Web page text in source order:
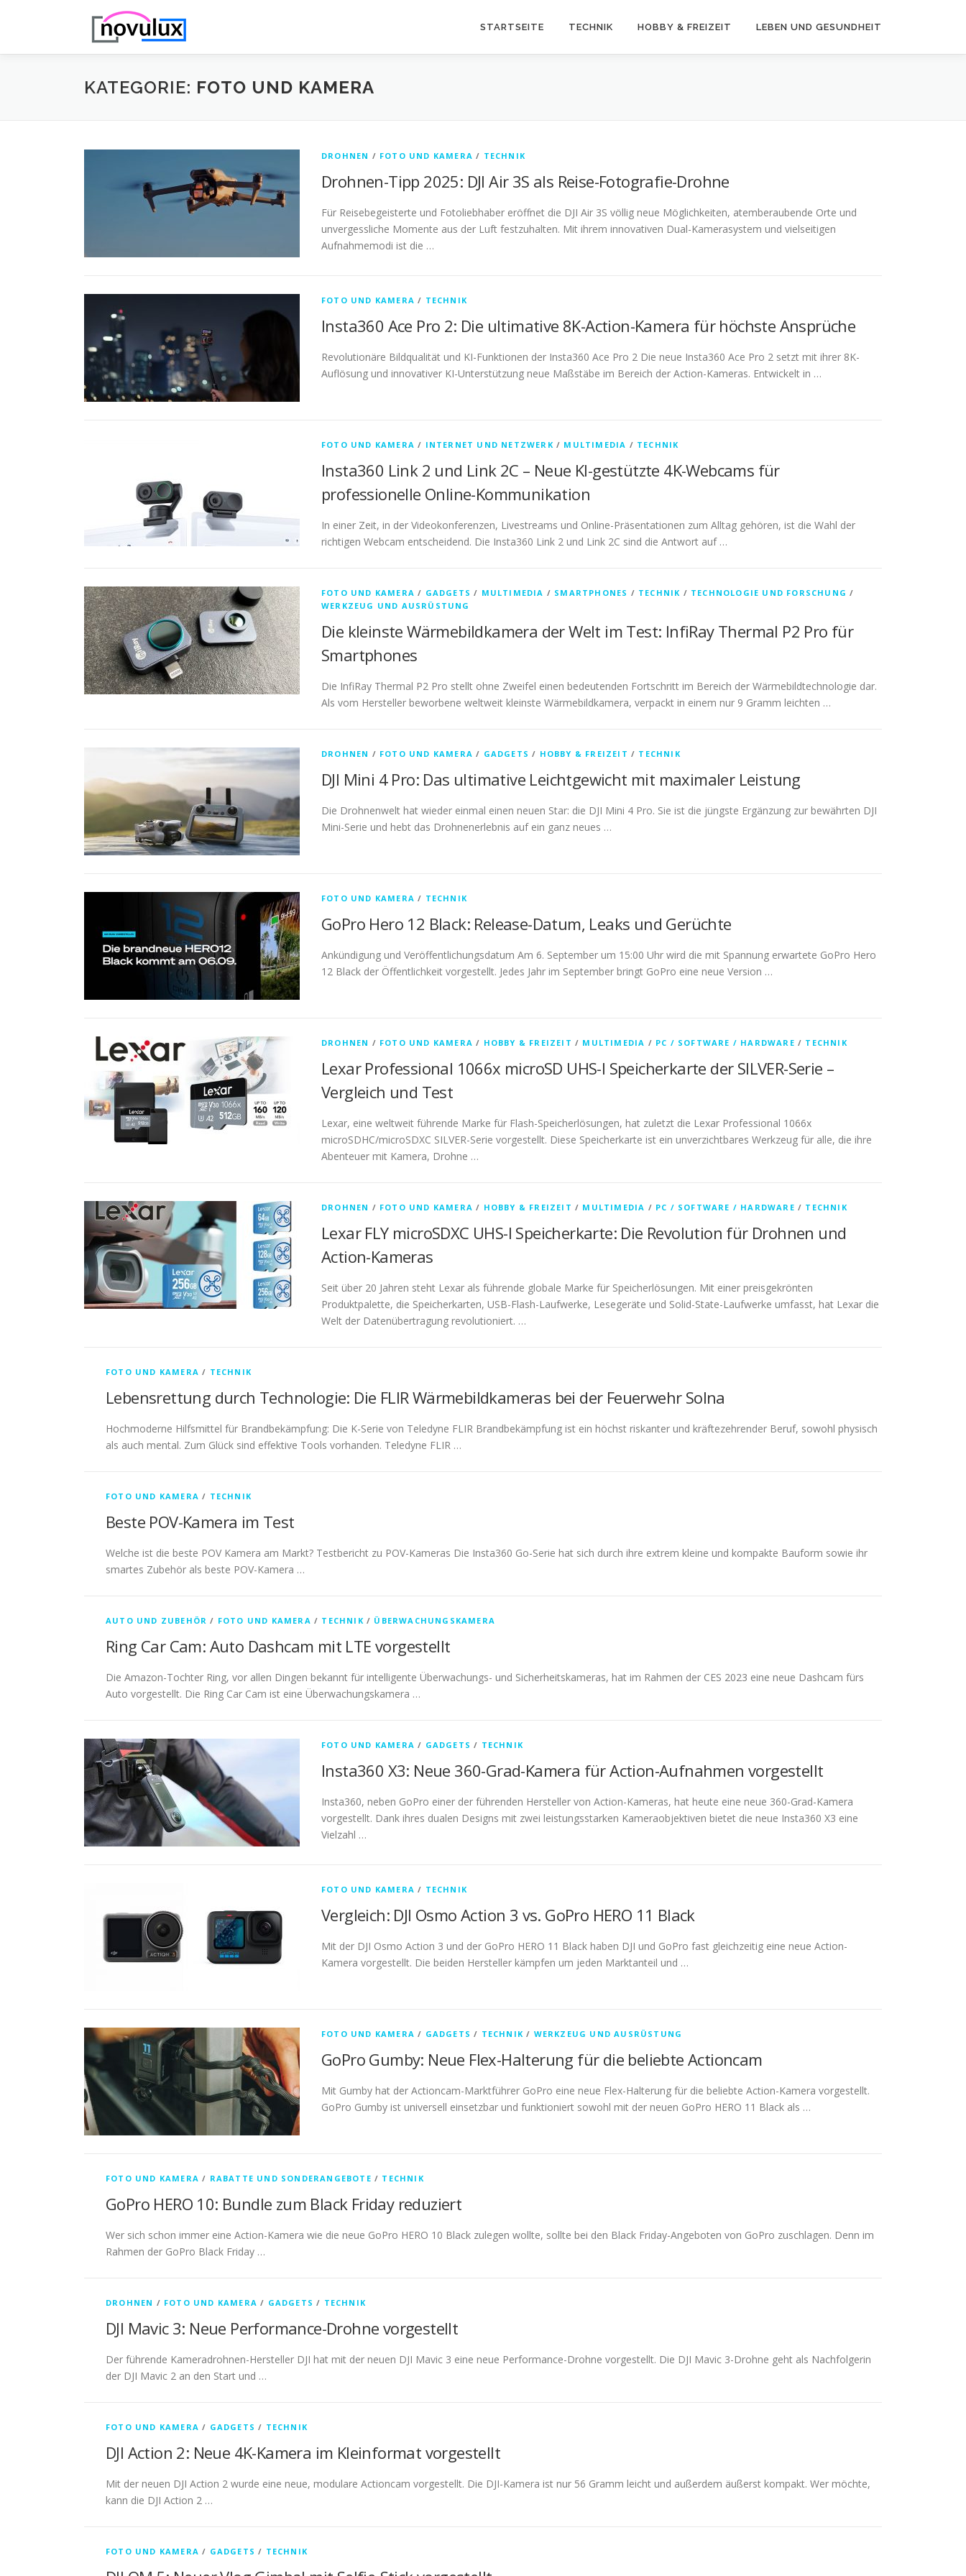
STARTSEITE TECHNIK HOBBY & FREIZEIT LEBEN UND GESUNDHEIT
KATEGORIE: FOTO UND KAMERA
DROHNEN / FOTO UND KAMERA / TECHNIK
Drohnen-Tipp 2025: DJI Air 3S als Reise-Fotografie-Drohne
Für Reisebegeisterte und Fotoliebhaber eröffnet die DJI Air 3S völlig neue Möglichkeiten, atemberaubende Orte und
unvergessliche Momente aus der Luft festzuhalten. Mit ihrem innovativen Dual-Kamerasystem und vielseitigen
Aufnahmemodi ist die …
FOTO UND KAMERA / TECHNIK
Insta360 Ace Pro 2: Die ultimative 8K-Action-Kamera für höchste Ansprüche
Revolutionäre Bildqualität und KI-Funktionen der Insta360 Ace Pro 2 Die neue Insta360 Ace Pro 2 setzt mit ihrer 8K-
Auflösung und innovativer KI-Unterstützung neue Maßstäbe im Bereich der Action-Kameras. Entwickelt in …
FOTO UND KAMERA / INTERNET UND NETZWERK / MULTIMEDIA / TECHNIK
Insta360 Link 2 und Link 2C – Neue KI-gestützte 4K-Webcams für
professionelle Online-Kommunikation
In einer Zeit, in der Videokonferenzen, Livestreams und Online-Präsentationen zum Alltag gehören, ist die Wahl der
richtigen Webcam entscheidend. Die Insta360 Link 2 und Link 2C sind die Antwort auf …
FOTO UND KAMERA / GADGETS / MULTIMEDIA / SMARTPHONES / TECHNIK / TECHNOLOGIE UND FORSCHUNG /
WERKZEUG UND AUSRÜSTUNG
Die kleinste Wärmebildkamera der Welt im Test: InfiRay Thermal P2 Pro für
Smartphones
Die InfiRay Thermal P2 Pro stellt ohne Zweifel einen bedeutenden Fortschritt im Bereich der Wärmebildtechnologie dar.
Als vom Hersteller beworbene weltweit kleinste Wärmebildkamera, verpackt in einem nur 9 Gramm leichten …
DROHNEN / FOTO UND KAMERA / GADGETS / HOBBY & FREIZEIT / TECHNIK
DJI Mini 4 Pro: Das ultimative Leichtgewicht mit maximaler Leistung
Die Drohnenwelt hat wieder einmal einen neuen Star: die DJI Mini 4 Pro. Sie ist die jüngste Ergänzung zur bewährten DJI
Mini-Serie und hebt das Drohnenerlebnis auf ein ganz neues …
FOTO UND KAMERA / TECHNIK
GoPro Hero 12 Black: Release-Datum, Leaks und Gerüchte
Ankündigung und Veröffentlichungsdatum Am 6. September um 15:00 Uhr wird die mit Spannung erwartete GoPro Hero
12 Black der Öffentlichkeit vorgestellt. Jedes Jahr im September bringt GoPro eine neue Version …
DROHNEN / FOTO UND KAMERA / HOBBY & FREIZEIT / MULTIMEDIA / PC / SOFTWARE / HARDWARE / TECHNIK
Lexar Professional 1066x microSD UHS-I Speicherkarte der SILVER-Serie –
Vergleich und Test
Lexar, eine weltweit führende Marke für Flash-Speicherlösungen, hat zuletzt die Lexar Professional 1066x
microSDHC/microSDXC SILVER-Serie vorgestellt. Diese Speicherkarte ist ein unverzichtbares Werkzeug für alle, die ihre
Abenteuer mit Kamera, Drohne …
DROHNEN / FOTO UND KAMERA / HOBBY & FREIZEIT / MULTIMEDIA / PC / SOFTWARE / HARDWARE / TECHNIK
Lexar FLY microSDXC UHS-I Speicherkarte: Die Revolution für Drohnen und
Action-Kameras
Seit über 20 Jahren steht Lexar als führende globale Marke für Speicherlösungen. Mit einer preisgekrönten
Produktpalette, die Speicherkarten, USB-Flash-Laufwerke, Lesegeräte und Solid-State-Laufwerke umfasst, hat Lexar die
Welt der Datenübertragung revolutioniert. …
FOTO UND KAMERA / TECHNIK
Lebensrettung durch Technologie: Die FLIR Wärmebildkameras bei der Feuerwehr Solna
Hochmoderne Hilfsmittel für Brandbekämpfung: Die K-Serie von Teledyne FLIR Brandbekämpfung ist ein höchst riskanter und kräftezehrender Beruf, sowohl physisch
als auch mental. Zum Glück sind effektive Tools vorhanden. Teledyne FLIR …
FOTO UND KAMERA / TECHNIK
Beste POV-Kamera im Test
Welche ist die beste POV Kamera am Markt? Testbericht zu POV-Kameras Die Insta360 Go-Serie hat sich durch ihre extrem kleine und kompakte Bauform sowie ihr
smartes Zubehör als beste POV-Kamera …
AUTO UND ZUBEHÖR / FOTO UND KAMERA / TECHNIK / ÜBERWACHUNGSKAMERA
Ring Car Cam: Auto Dashcam mit LTE vorgestellt
Die Amazon-Tochter Ring, vor allen Dingen bekannt für intelligente Überwachungs- und Sicherheitskameras, hat im Rahmen der CES 2023 eine neue Dashcam fürs
Auto vorgestellt. Die Ring Car Cam ist eine Überwachungskamera …
FOTO UND KAMERA / GADGETS / TECHNIK
Insta360 X3: Neue 360-Grad-Kamera für Action-Aufnahmen vorgestellt
Insta360, neben GoPro einer der führenden Hersteller von Action-Kameras, hat heute eine neue 360-Grad-Kamera
vorgestellt. Dank ihres dualen Designs mit zwei leistungsstarken Kameraobjektiven bietet die neue Insta360 X3 eine
Vielzahl …
FOTO UND KAMERA / TECHNIK
Vergleich: DJI Osmo Action 3 vs. GoPro HERO 11 Black
Mit der DJI Osmo Action 3 und der GoPro HERO 11 Black haben DJI und GoPro fast gleichzeitig eine neue Action-
Kamera vorgestellt. Die beiden Hersteller kämpfen um jeden Marktanteil und …
FOTO UND KAMERA / GADGETS / TECHNIK / WERKZEUG UND AUSRÜSTUNG
GoPro Gumby: Neue Flex-Halterung für die beliebte Actioncam
Mit Gumby hat der Actioncam-Marktführer GoPro eine neue Flex-Halterung für die beliebte Action-Kamera vorgestellt.
GoPro Gumby ist universell einsetzbar und funktioniert sowohl mit der neuen GoPro HERO 11 Black als …
FOTO UND KAMERA / RABATTE UND SONDERANGEBOTE / TECHNIK
GoPro HERO 10: Bundle zum Black Friday reduziert
Wer sich schon immer eine Action-Kamera wie die neue GoPro HERO 10 Black zulegen wollte, sollte bei den Black Friday-Angeboten von GoPro zuschlagen. Denn im
Rahmen der GoPro Black Friday …
DROHNEN / FOTO UND KAMERA / GADGETS / TECHNIK
DJI Mavic 3: Neue Performance-Drohne vorgestellt
Der führende Kameradrohnen-Hersteller DJI hat mit der neuen DJI Mavic 3 eine neue Performance-Drohne vorgestellt. Die DJI Mavic 3-Drohne geht als Nachfolgerin
der DJI Mavic 2 an den Start und …
FOTO UND KAMERA / GADGETS / TECHNIK
DJI Action 2: Neue 4K-Kamera im Kleinformat vorgestellt
Mit der neuen DJI Action 2 wurde eine neue, modulare Actioncam vorgestellt. Die DJI-Kamera ist nur 56 Gramm leicht und außerdem äußerst kompakt. Wer möchte,
kann die DJI Action 2 …
FOTO UND KAMERA / GADGETS / TECHNIK